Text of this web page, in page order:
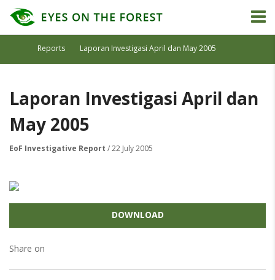
Reports Laporan Investigasi April dan May 2005
Laporan Investigasi April dan
May 2005
EoF Investigative Report / 22 July 2005
DOWNLOAD
Share on